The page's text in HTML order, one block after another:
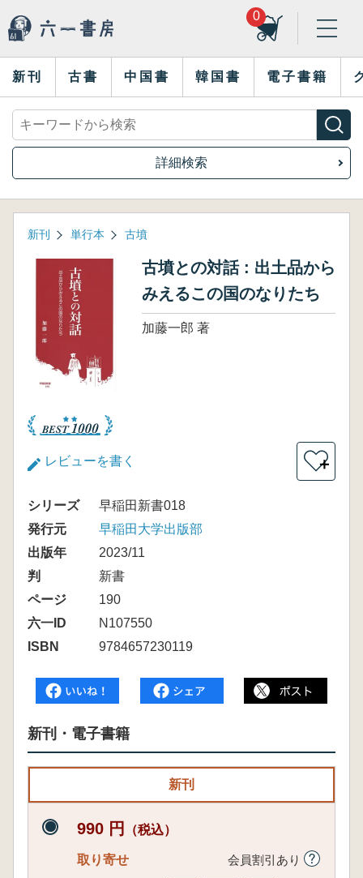
0
新刊 古書 中国書 韓国書 電子書籍
詳細検索
新刊 単行本 古墳
古墳との対話 : 出土品から
みえるこの国のなりたち
加藤一郎 著
レビューを書く ＋
シリーズ
早稲田新書018
発行元
早稲田大学出版部
出版年
2023/11
判
新書
ページ
190
六一ID
N107550
ISBN
9784657230119
新刊・電子書籍
新刊
990 円 （税込）
取り寄せ 会員割引あり